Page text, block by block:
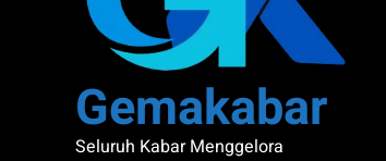
Gemakabar
Seluruh Kabar Menggelora